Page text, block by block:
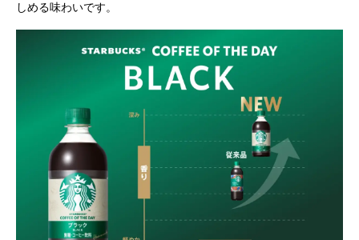
しめる味わいです。